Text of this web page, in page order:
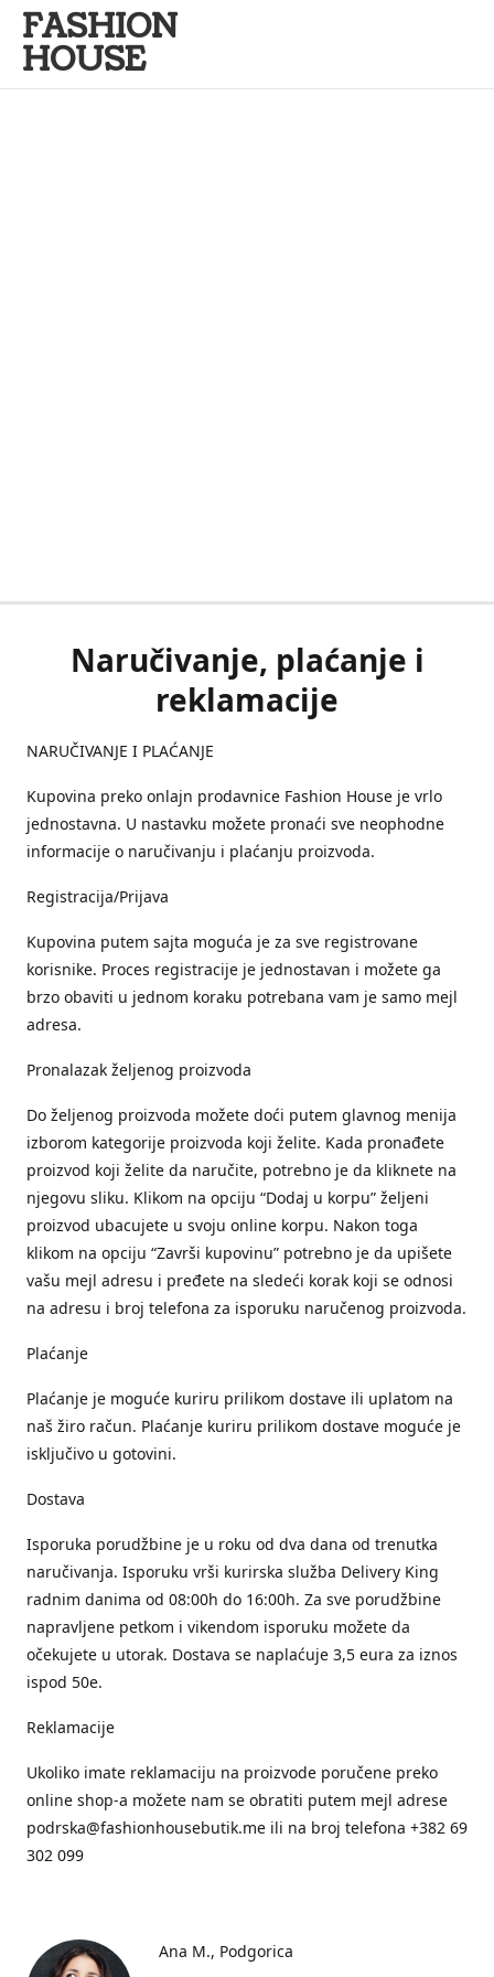
FASHION
HOUSE
Naručivanje, plaćanje i
reklamacije
NARUČIVANJE I PLAĆANJE
Kupovina preko onlajn prodavnice Fashion House je vrlo
jednostavna. U nastavku možete pronaći sve neophodne
informacije o naručivanju i plaćanju proizvoda.
Registracija/Prijava
Kupovina putem sajta moguća je za sve registrovane
korisnike. Proces registracije je jednostavan i možete ga
brzo obaviti u jednom koraku potrebana vam je samo mejl
adresa.
Pronalazak željenog proizvoda
Do željenog proizvoda možete doći putem glavnog menija
izborom kategorije proizvoda koji želite. Kada pronađete
proizvod koji želite da naručite, potrebno je da kliknete na
njegovu sliku. Klikom na opciju “Dodaj u korpu” željeni
proizvod ubacujete u svoju online korpu. Nakon toga
klikom na opciju “Završi kupovinu” potrebno je da upišete
vašu mejl adresu i pređete na sledeći korak koji se odnosi
na adresu i broj telefona za isporuku naručenog proizvoda.
Plaćanje
Plaćanje je moguće kuriru prilikom dostave ili uplatom na
naš žiro račun. Plaćanje kuriru prilikom dostave moguće je
isključivo u gotovini.
Dostava
Isporuka porudžbine je u roku od dva dana od trenutka
naručivanja. Isporuku vrši kurirska služba Delivery King
radnim danima od 08:00h do 16:00h. Za sve porudžbine
napravljene petkom i vikendom isporuku možete da
očekujete u utorak. Dostava se naplaćuje 3,5 eura za iznos
ispod 50e.
Reklamacije
Ukoliko imate reklamaciju na proizvode poručene preko
online shop-a možete nam se obratiti putem mejl adrese
podrska@fashionhousebutik.me ili na broj telefona +382 69
302 099
Ana M. Podgorica